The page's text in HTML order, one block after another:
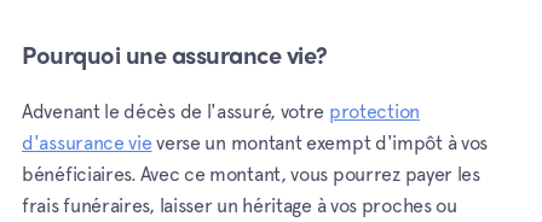
Pourquoi une assurance vie?
Advenant le décès de l'assuré, votre protection
d'assurance vie verse un montant exempt d'impôt à vos
bénéficiaires. Avec ce montant, vous pourrez payer les
frais funéraires, laisser un héritage à vos proches ou